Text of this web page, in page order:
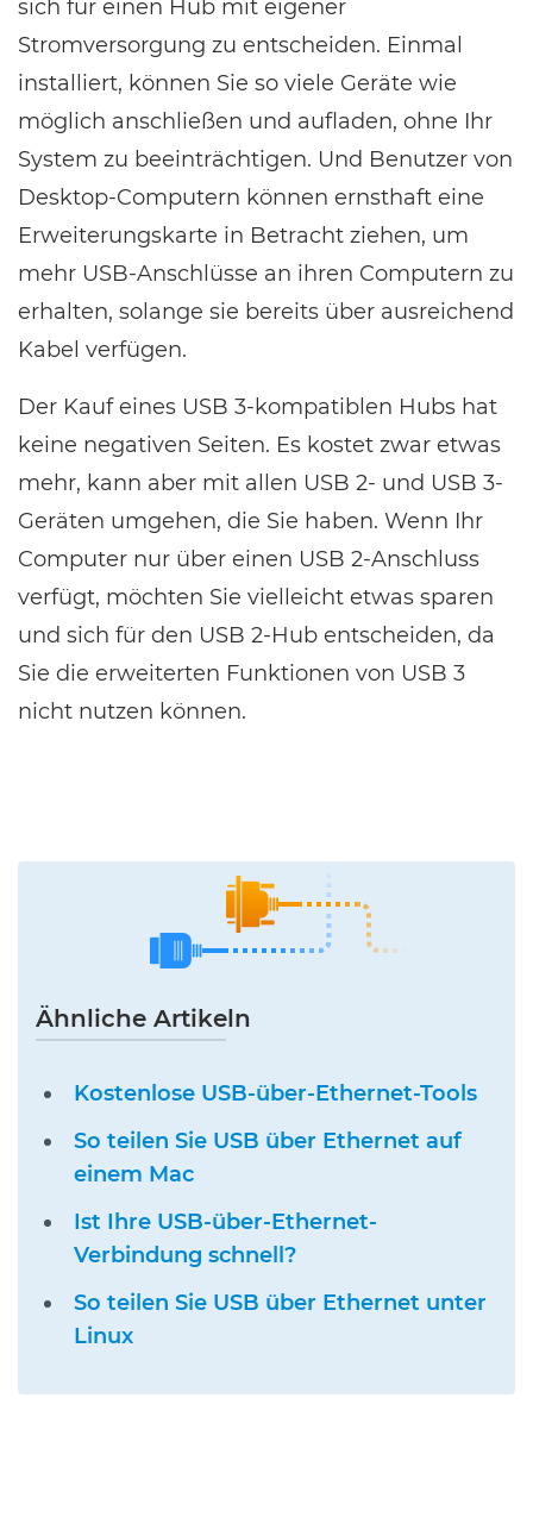
sich für einen Hub mit eigener
Stromversorgung zu entscheiden. Einmal
installiert, können Sie so viele Geräte wie
möglich anschließen und aufladen, ohne Ihr
System zu beeinträchtigen. Und Benutzer von
Desktop-Computern können ernsthaft eine
Erweiterungskarte in Betracht ziehen, um
mehr USB-Anschlüsse an ihren Computern zu
erhalten, solange sie bereits über ausreichend
Kabel verfügen.
Der Kauf eines USB 3-kompatiblen Hubs hat
keine negativen Seiten. Es kostet zwar etwas
mehr, kann aber mit allen USB 2- und USB 3-
Geräten umgehen, die Sie haben. Wenn Ihr
Computer nur über einen USB 2-Anschluss
verfügt, möchten Sie vielleicht etwas sparen
und sich für den USB 2-Hub entscheiden, da
Sie die erweiterten Funktionen von USB 3
nicht nutzen können.
Ähnliche Artikeln
Kostenlose USB-über-Ethernet-Tools
So teilen Sie USB über Ethernet auf
einem Mac
Ist Ihre USB-über-Ethernet-
Verbindung schnell?
So teilen Sie USB über Ethernet unter
Linux